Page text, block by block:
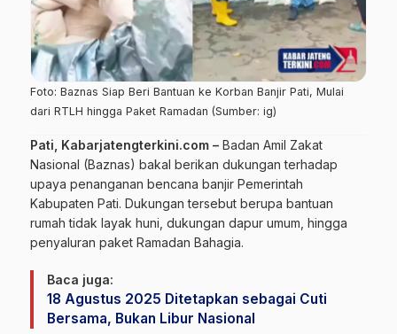
Foto: Baznas Siap Beri Bantuan ke Korban Banjir Pati, Mulai
dari RTLH hingga Paket Ramadan (Sumber: ig)
Pati, Kabarjatengterkini.com – Badan Amil Zakat
Nasional (Baznas) bakal berikan dukungan terhadap
upaya penanganan bencana banjir Pemerintah
Kabupaten Pati. Dukungan tersebut berupa bantuan
rumah tidak layak huni, dukungan dapur umum, hingga
penyaluran paket Ramadan Bahagia.
Baca juga:
18 Agustus 2025 Ditetapkan sebagai Cuti
Bersama, Bukan Libur Nasional